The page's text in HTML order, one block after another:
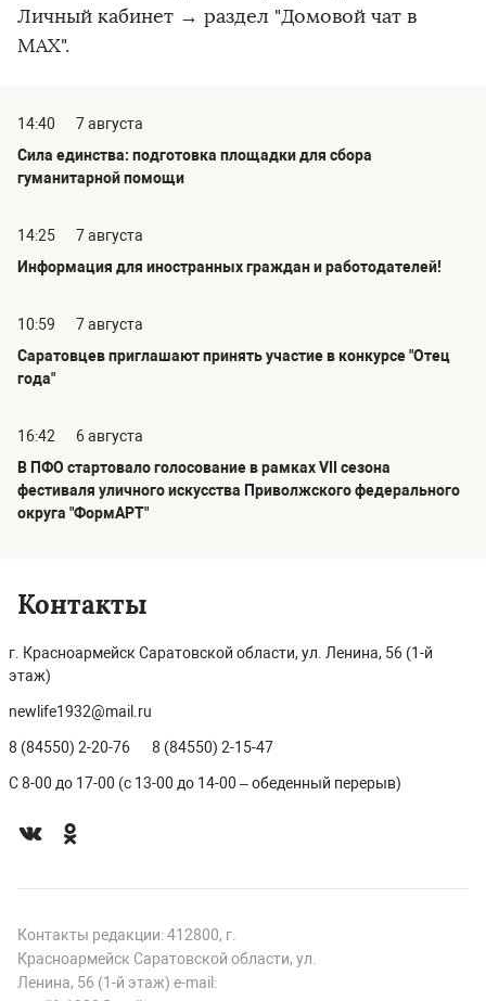
Личный кабинет → раздел "Домовой чат в
МАХ".
14:40
7 августа
Сила единства: подготовка площадки для сбора
гуманитарной помощи
14:25
7 августа
Информация для иностранных граждан и работодателей!
10:59
7 августа
Саратовцев приглашают принять участие в конкурсе "Отец
года"
16:42
6 августа
В ПФО стартовало голосование в рамках VII сезона
фестиваля уличного искусства Приволжского федерального
округа "ФормАРТ"
Контакты
г. Красноармейск Саратовской области, ул. Ленина, 56 (1-й
этаж)
newlife1932@mail.ru
8 (84550) 2-20-76 8 (84550) 2-15-47
С 8-00 до 17-00 (с 13-00 до 14-00 – обеденный перерыв)
Контакты редакции: 412800, г.
Красноармейск Саратовской области, ул.
Ленина, 56 (1-й этаж) e-mail: